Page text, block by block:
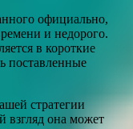
официально,
и недорого.
в короткие
поставленные
стратегии
взгляд она может